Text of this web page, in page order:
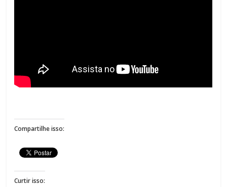
Compartilhe isso:
Curtir isso: